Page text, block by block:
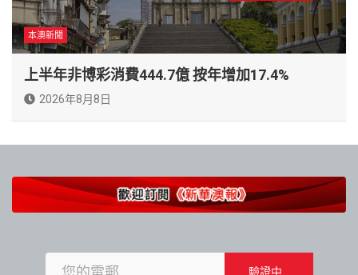
本澳新聞
上半年非博彩消費444.7億 按年增加17.4%
2026年8月8日